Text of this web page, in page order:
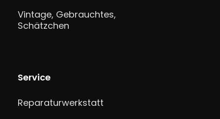
Vintage, Gebrauchtes,
Schätzchen
Service
Reparaturwerkstatt